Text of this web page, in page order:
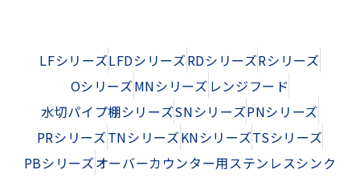
LFシリーズLFDシリーズRDシリーズRシリーズ
OシリーズMNシリーズ レンジフード
水切パイプ棚シリーズSNシリーズPNシリーズ
PRシリーズTNシリーズKNシリーズTSシリーズ
PBシリーズオーバーカウンター用ステンレスシンク